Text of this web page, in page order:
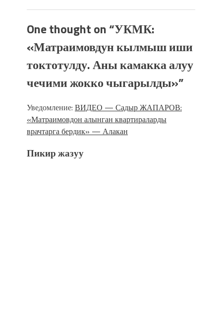
One thought on “УКМК:
«Матраимовдун кылмыш иши
токтотулду. Аны камакка алуу
чечими жокко чыгарылды»”
Уведомление: ВИДЕО — Садыр ЖАПАРОВ:
«Матраимовдон алынган квартираларды
врачтарга бердик» — Алакан
Пикир жазуу